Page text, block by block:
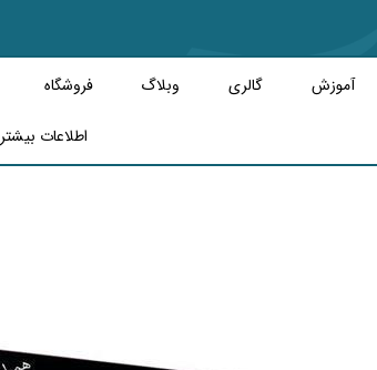
آموزش گالری وبلاگ فروشگاه
اطلاعات بیشتر